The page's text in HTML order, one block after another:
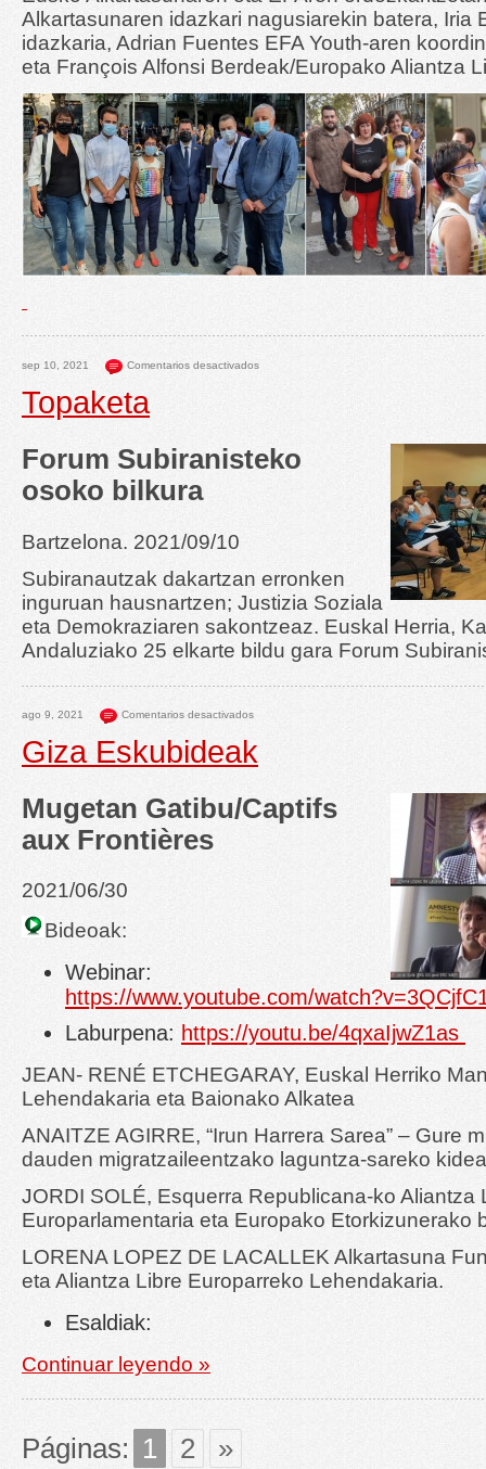
Alkartasunaren idazkari nagusiarekin batera, Iria
idazkaria, Adrian Fuentes EFA Youth-aren
eta François Alfonsi Berdeak/Europako Aliantza
sep 10, 2021 Comentarios desactivados
Topaketa
Forum Subiranisteko
osoko bilkura
Bartzelona. 2021/09/10
Subiranautzak dakartzan erronken
inguruan hausnartzen; Justizia Soziala
eta Demokraziaren sakontzeaz. Euskal Herria,
Andaluziako 25 elkarte bildu gara Forum
ago 9, 2021 Comentarios desactivados
Giza Eskubideak
Mugetan Gatibu/Captifs
aux Frontières
2021/06/30
Bideoak:
Webinar:
https://www.youtube.com/
Laburpena: https://youtu.be/4qxaIjwZ1as
JEAN- RENÉ ETCHEGARAY, Euskal Herriko
Lehendakaria eta Baionako Alkatea
ANAITZE AGIRRE, “Irun Harrera Sarea” – Gure
dauden migratzaileentzako laguntza-sareko kidea
JORDI SOLÉ, Esquerra Republicana-ko Aliantza
Europarlamentaria eta Europako Etorkizunerako
LORENA LOPEZ DE LACALLEK Alkartasuna
eta Aliantza Libre Europarreko Lehendakaria.
Esaldiak:
Continuar leyendo »
Páginas: 1 2 »